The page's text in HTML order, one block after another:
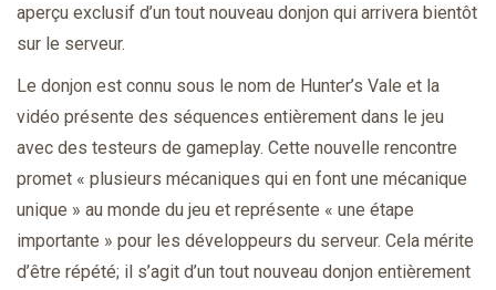
aperçu exclusif d’un tout nouveau donjon qui arrivera bientôt
sur le serveur.
Le donjon est connu sous le nom de Hunter’s Vale et la
vidéo présente des séquences entièrement dans le jeu
avec des testeurs de gameplay. Cette nouvelle rencontre
promet « plusieurs mécaniques qui en font une mécanique
unique » au monde du jeu et représente « une étape
importante » pour les développeurs du serveur. Cela mérite
d’être répété; il s’agit d’un tout nouveau donjon entièrement